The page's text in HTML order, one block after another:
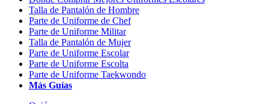
Talla de Pantalón de Hombre
Parte de Uniforme de Chef
Parte de Uniforme Militar
Talla de Pantalón de Mujer
Parte de Uniforme Escolar
Parte de Uniforme Escolta
Parte de Uniforme Taekwondo
Más Guías